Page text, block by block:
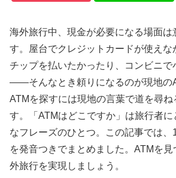
海外旅行中、現金が必要になる場面は
す。屋台でクレジットカードが使えな
チップを払いたかったり、コンビニで
——そんなとき頼りになるのが現地の
ATMを探すには現地の言葉で道を尋ね
す。「ATMはどこですか」は旅行者
なフレーズのひとつ。この記事では
を発音つきでまとめました。ATMを
外旅行を実現しましょう。